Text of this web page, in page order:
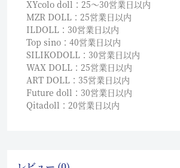
XYcolo doll：25〜30営業日以内
MZR DOLL：25営業日以内
ILDOLL：30営業日以内
Top sino：40営業日以内
SILIKODOLL：30営業日以内
WAX DOLL：25営業日以内
ART DOLL：35営業日以内
Future doll：30営業日以内
Qitadoll：20営業日以内